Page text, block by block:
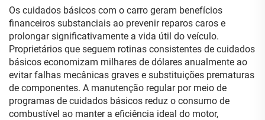
Os cuidados básicos com o carro geram benefícios
financeiros substanciais ao prevenir reparos caros e
prolongar significativamente a vida útil do veículo.
Proprietários que seguem rotinas consistentes de cuidados
básicos economizam milhares de dólares anualmente ao
evitar falhas mecânicas graves e substituições prematuras
de componentes. A manutenção regular por meio de
programas de cuidados básicos reduz o consumo de
combustível ao manter a eficiência ideal do motor,